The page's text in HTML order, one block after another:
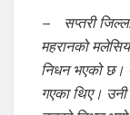
– सप्तरी
महरानको
निधन भएको छ।
गएका थिए।